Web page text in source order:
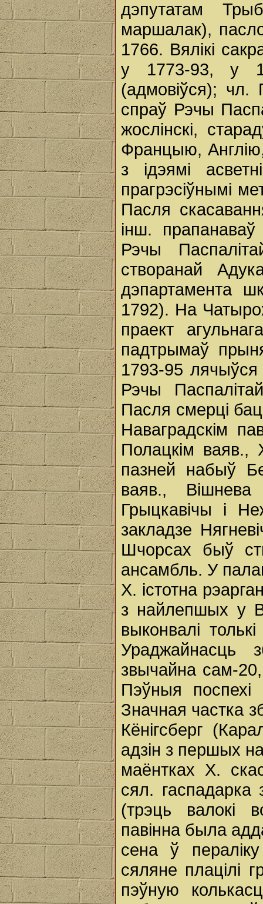
дэпутатам
маршалак),
1766. Вялікі
у 1773-93, у
(адмовіўся); чл.
спраў Рэчы
жослінскі,
Францыю,
з ідэямі
прагрэсіўнымі
Пасля
інш.
Рэчы
створанай
дэпартамента
1792). На
праект
падтрымаў
1793-95
Рэчы
Пасля смерці
Наваградскім
Полацкім ваяв.,
пазней набыў
ваяв.,
Грыцкавічы і
закладзе
Шчорсах быў
ансамбль. У
X. істотна
з найлепшых у
выконвалі
Ураджайнасць
звычайна сам-
Пэўныя поспехі
Значная частка
Кёнігсберг
адзін з першых
маёнтках X.
сял.
(трэць валокі
павінна была
сена ў
сяляне плацілі
пэўную